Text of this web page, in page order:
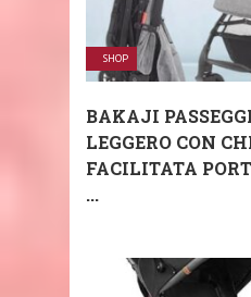
SHOP
BAKAJI
LEGGERO CON
FACILITATA
...